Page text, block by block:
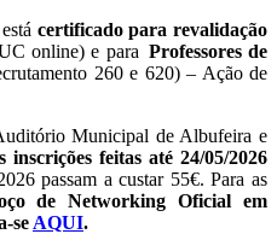
certificado para revalidação
online) e para Professores de
260 e 620) – Ação de
Municipal de Albufeira e
inscrições feitas até 24/05/2026
passam a custar 55€. Para as
de Networking Oficial em
se AQUI.